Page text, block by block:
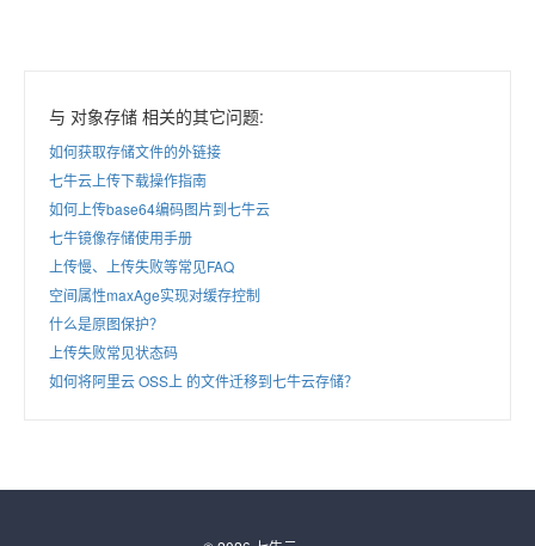
与 对象存储 相关的其它问题:
如何获取存储文件的外链接
七牛云上传下载操作指南
如何上传base64编码图片到七牛云
七牛镜像存储使用手册
上传慢、上传失败等常见FAQ
空间属性maxAge实现对缓存控制
什么是原图保护？
上传失败常见状态码
如何将阿里云 OSS上 的文件迁移到七牛云存储？